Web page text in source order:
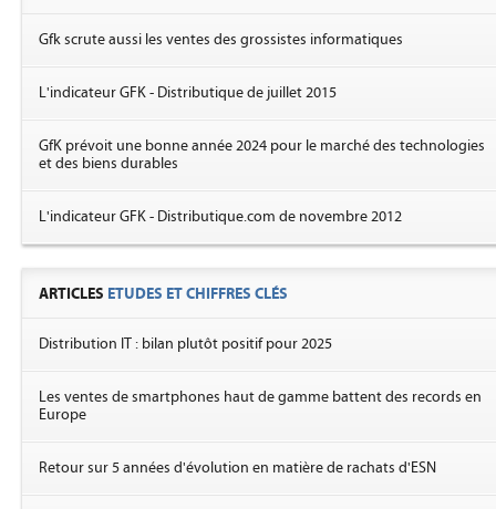
Gfk scrute aussi les ventes des grossistes informatiques
L'indicateur GFK - Distributique de juillet 2015
GfK prévoit une bonne année 2024 pour le marché des technologies
et des biens durables
L'indicateur GFK - Distributique.com de novembre 2012
ARTICLES ETUDES ET CHIFFRES CLÉS
Distribution IT : bilan plutôt positif pour 2025
Les ventes de smartphones haut de gamme battent des records en
Europe
Retour sur 5 années d'évolution en matière de rachats d'ESN